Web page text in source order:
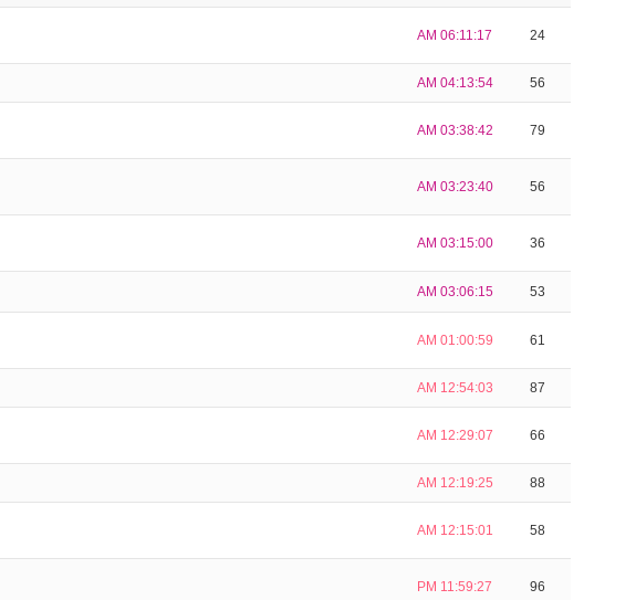
AM 06:11:17 24
AM 04:13:54 56
AM 03:38:42 79
AM 03:23:40 56
AM 03:15:00 36
AM 03:06:15 53
AM 01:00:59 61
AM 12:54:03 87
AM 12:29:07 66
AM 12:19:25 88
AM 12:15:01 58
PM 11:59:27 96